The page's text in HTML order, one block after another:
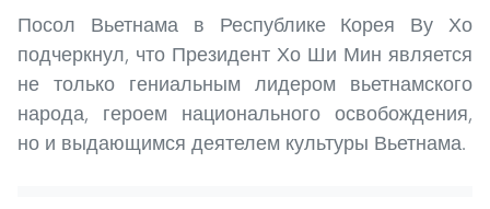
Посол Вьетнама в Республике Корея Ву Хо
подчеркнул, что Президент Хо Ши Мин является
не только гениальным лидером вьетнамского
народа, героем национального освобождения,
но и выдающимся деятелем культуры Вьетнама.